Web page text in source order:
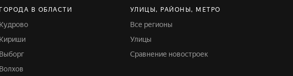
ГОРОДА В ОБЛАСТИ
Кудрово
Кириши
Выборг
Волхов
УЛИЦЫ, РАЙОНЫ, МЕТРО
Все регионы
Улицы
Сравнение новостроек